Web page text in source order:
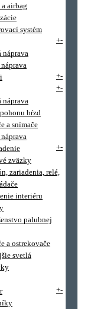
airbag
systém
+-
náprava
+-
+-
náprava
bŕzd
a snímače
+-
zväzky
zariadenia, relé,
interiéru
palubnej
a ostrekovače
svetlá
+-